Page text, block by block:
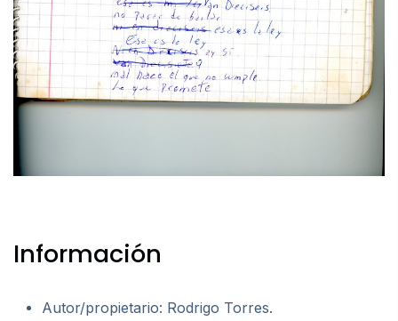
Información
Autor/propietario: Rodrigo Torres.